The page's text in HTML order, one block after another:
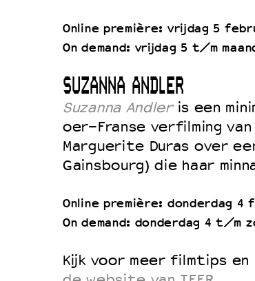
Online première: vrijdag 5
On demand: vrijdag 5 t/m
SUZANNA ANDLER
Suzanna Andleris een
oer-Franse verfilming
Marguerite Duras over
Gainsbourg) die haar
Online première: donderdag 4
On demand: donderdag 4 t/m
Kijk voor meer filmtips